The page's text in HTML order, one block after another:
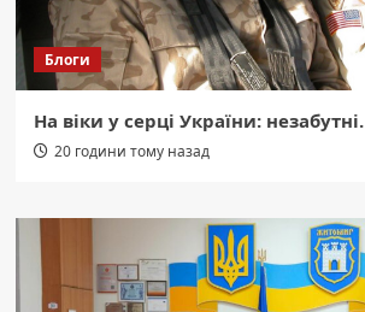
Блоги
На віки у серці України: незабутні.
20 години тому назад